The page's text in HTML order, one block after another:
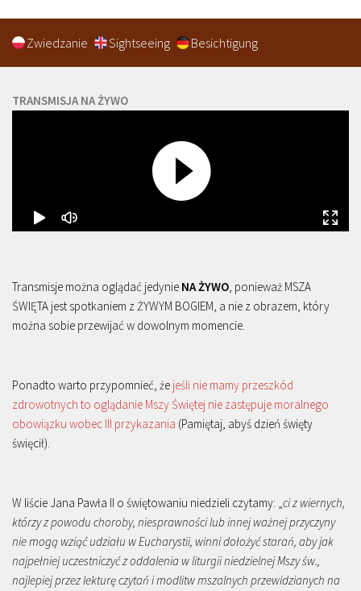
Zwiedzanie Sightseeing Besichtigung
TRANSMISJA NA ŻYWO
Transmisje można oglądać jedynie NA ŻYWO, ponieważ MSZA
ŚWIĘTA jest spotkaniem z ŻYWYM BOGIEM, a nie z obrazem, który
można sobie przewijać w dowolnym momencie.
Ponadto warto przypomnieć, że jeśli nie mamy przeszkód
zdrowotnych to oglądanie Mszy Świętej nie zastępuje moralnego
obowiązku wobec III przykazania (Pamiętaj, abyś dzień święty
święcił).
W liście Jana Pawła II o świętowaniu niedzieli czytamy: „ci z wiernych,
którzy z powodu choroby, niesprawności lub innej ważnej przyczyny
nie mogą wziąć udziału w Eucharystii, winni dołożyć starań, aby jak
najpełniej uczestniczyć z oddalenia w liturgii niedzielnej Mszy św.,
najlepiej przez lekturę czytań i modlitw mszalnych przewidzianych na